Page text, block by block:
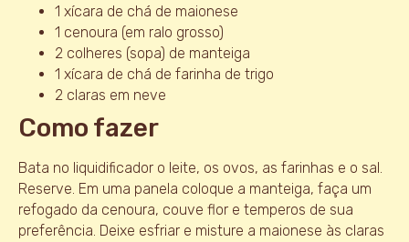
1 xícara de chá de maionese
1 cenoura (em ralo grosso)
2 colheres (sopa) de manteiga
1 xícara de chá de farinha de trigo
2 claras em neve
Como fazer
Bata no liquidificador o leite, os ovos, as farinhas e o sal.
Reserve. Em uma panela coloque a manteiga, faça um
refogado da cenoura, couve flor e temperos de sua
preferência. Deixe esfriar e misture a maionese às claras